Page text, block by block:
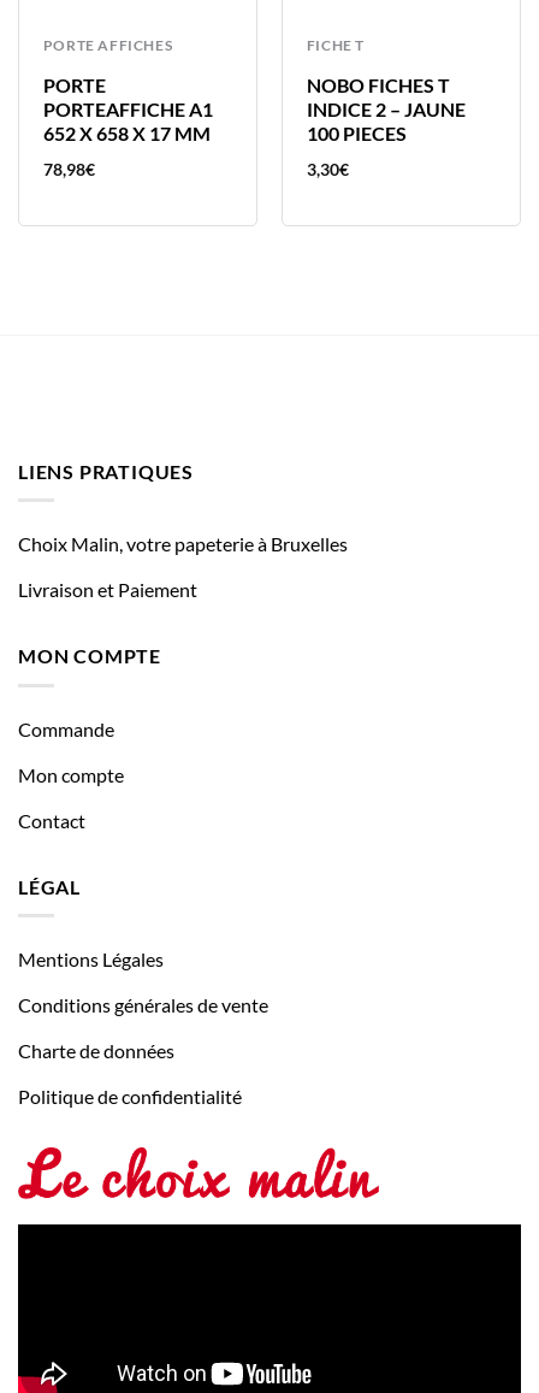
PORTE AFFICHES
PORTE
PORTEAFFICHE A1
652 X 658 X 17 MM
78,98€
FICHE T
NOBO FICHES T
INDICE 2 – JAUNE
100 PIECES
3,30€
LIENS PRATIQUES
Choix Malin, votre papeterie à Bruxelles
Livraison et Paiement
MON COMPTE
Commande
Mon compte
Contact
LÉGAL
Mentions Légales
Conditions générales de vente
Charte de données
Politique de confidentialité